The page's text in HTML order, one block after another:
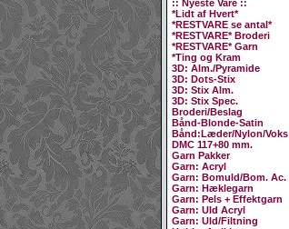
:: Nyeste Vare ::
*Lidt af Hvert*
*RESTVARE se antal*
*RESTVARE* Broderi
*RESTVARE* Garn
*Ting og Kram
3D: Alm./Pyramide
3D: Dots-Stix
3D: Stix Alm.
3D: Stix Spec.
Broderi/Beslag
Bånd-Blonde-Satin
Bånd:Læder/Nylon/Voks
DMC 117+80 mm.
Garn Pakker
Garn: Acryl
Garn: Bomuld/Bom. Ac.
Garn: Hæklegarn
Garn: Pels + Effektgarn
Garn: Uld Acryl
Garn: Uld/Filtning